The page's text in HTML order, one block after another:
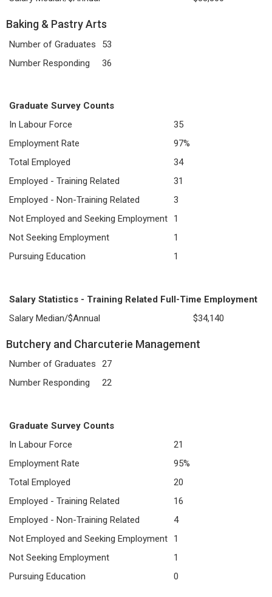
Baking & Pastry Arts
Number of Graduates
53
Number Responding
36
Graduate Survey Counts
In Labour Force
35
Employment Rate
97%
Total Employed
34
Employed - Training Related
31
Employed - Non-Training Related
3
Not Employed and Seeking Employment
1
Not Seeking Employment
1
Pursuing Education
1
Salary Statistics - Training Related Full-Time Employment
Salary Median/$Annual
$34,140
Butchery and Charcuterie Management
Number of Graduates
27
Number Responding
22
Graduate Survey Counts
In Labour Force
21
Employment Rate
95%
Total Employed
20
Employed - Training Related
16
Employed - Non-Training Related
4
Not Employed and Seeking Employment
1
Not Seeking Employment
1
Pursuing Education
0